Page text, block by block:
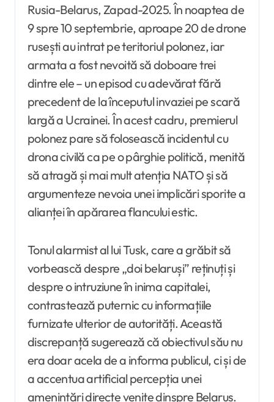
Rusia-Belarus, Zapad-2025. În noaptea de
9 spre 10 septembrie, aproape 20 de drone
rusești au intrat pe teritoriul polonez, iar
armata a fost nevoită să doboare trei
dintre ele – un episod cu adevărat fără
precedent de la începutul invaziei pe scară
largă a Ucrainei. În acest cadru, premierul
polonez pare să folosească incidentul cu
drona civilă ca pe o pârghie politică, menită
să atragă și mai mult atenția NATO și să
argumenteze nevoia unei implicări sporite a
alianței în apărarea flancului estic.
Tonul alarmist al lui Tusk, care a grăbit să
vorbească despre „doi belaruși” reținuți și
despre o intruziune în inima capitalei,
contrastează puternic cu informațiile
furnizate ulterior de autorități. Această
discrepanță sugerează că obiectivul său nu
era doar acela de a informa publicul, ci și de
a accentua artificial percepția unei
amenințări directe venite dinspre Belarus.